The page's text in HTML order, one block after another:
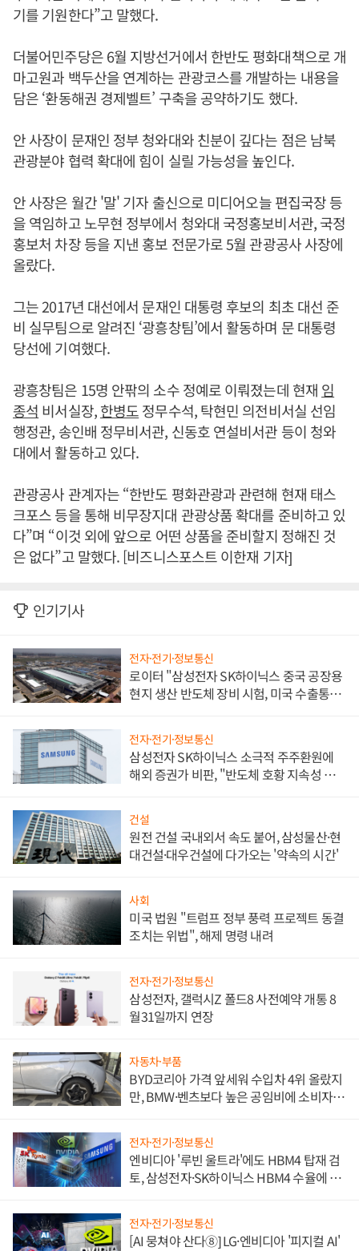
기를 기원한다”고 말했다.
더불어민주당은 6월 지방선거에서 한반도 평화대책으로 개
마고원과 백두산을 연계하는 관광코스를 개발하는 내용을
담은 ‘환동해권 경제벨트’ 구축을 공약하기도 했다.
안 사장이 문재인 정부 청와대와 친분이 깊다는 점은 남북
관광분야 협력 확대에 힘이 실릴 가능성을 높인다.
안 사장은 월간 '말' 기자 출신으로 미디어오늘 편집국장 등
을 역임하고 노무현 정부에서 청와대 국정홍보비서관, 국정
홍보처 차장 등을 지낸 홍보 전문가로 5월 관광공사 사장에
올랐다.
그는 2017년 대선에서 문재인 대통령 후보의 최초 대선 준
비 실무팀으로 알려진 ‘광흥창팀’에서 활동하며 문 대통령
당선에 기여했다.
광흥창팀은 15명 안팎의 소수 정예로 이뤄졌는데 현재 임
종석 비서실장,한병도정무수석, 탁현민 의전비서실 선임
행정관, 송인배 정무비서관, 신동호 연설비서관 등이 청와
대에서 활동하고 있다.
관광공사 관계자는 “한반도 평화관광과 관련해 현재 태스
크포스 등을 통해 비무장지대 관광상품 확대를 준비하고 있
다”며 “이것 외에 앞으로 어떤 상품을 준비할지 정해진 것
은 없다”고 말했다. [비즈니스포스트 이한재 기자]
인기기사
전자·전기·정보통신
로이터 "삼성전자 SK하이닉스 중국 공장용
현지 생산 반도체 장비 시험, 미국 수출통제
전자·전기·정보통신
삼성전자 SK하이닉스 소극적 주주환원에
해외 증권가 비판, "반도체 호황 지속성 의
건설
원전 건설 국내외서 속도 붙어, 삼성물산·현
대건설·대우건설에 다가오는 '약속의 시간'
사회
미국 법원 "트럼프 정부 풍력 프로젝트 동결
조치는 위법", 해제 명령 내려
전자·전기·정보통신
삼성전자, 갤럭시Z 폴드8 사전예약 개통 8
월31일까지 연장
자동차·부품
BYD코리아 가격 앞세워 수입차 4위 올랐지
만, BMW·벤츠보다 높은 공임비에 소비자
전자·전기·정보통신
엔비디아 '루빈 울트라'에도 HBM4 탑재 검
토, 삼성전자·SK하이닉스 HBM4 수율에 주
전자·전기·정보통신
[AI 뭉쳐야 산다⑧] LG·엔비디아 '피지컬 AI'